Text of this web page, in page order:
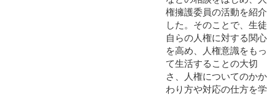
権擁護委員の活動を紹介
した。そのことで、生徒
自らの人権に対する関心
を高め、人権意識をもっ
て生活することの大切
さ、人権についてのかか
わり方や対応の仕方を学